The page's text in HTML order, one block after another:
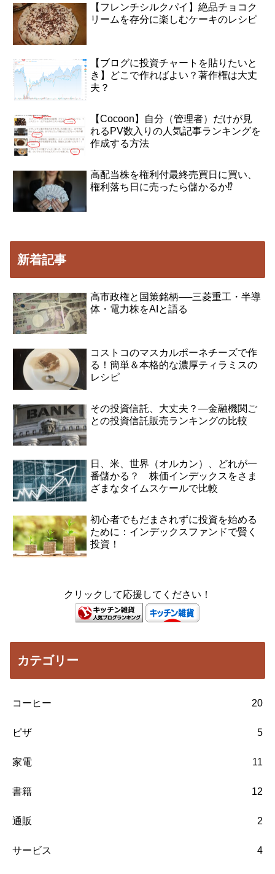
【フレンチシルクパイ】絶品チョコク
リームを存分に楽しむケーキのレシピ
【ブログに投資チャートを貼りたいと
き】どこで作ればよい？著作権は大丈
夫？
【Cocoon】自分（管理者）だけが見
れるPV数入りの人気記事ランキングを
作成する方法
高配当株を権利付最終売買日に買い、
権利落ち日に売ったら儲かるか⁉
新着記事
高市政権と国策銘柄──三菱重工・半導
体・電力株をAIと語る
コストコのマスカルポーネチーズで作
る！簡単＆本格的な濃厚ティラミスの
レシピ
その投資信託、大丈夫？―金融機関ご
との投資信託販売ランキングの比較
日、米、世界（オルカン）、どれが一
番儲かる？ 株価インデックスをさま
ざまなタイムスケールで比較
初心者でもだまされずに投資を始める
ために：インデックスファンドで賢く
投資！
クリックして応援してください！
カテゴリー
コーヒー 20
ピザ 5
家電 11
書籍 12
通販 2
サービス 4